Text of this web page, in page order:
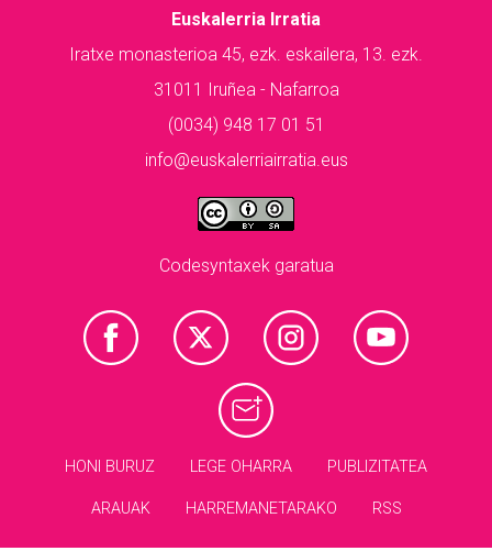
Euskalerria Irratia
Iratxe monasterioa 45, ezk. eskailera, 13. ezk.
31011 Iruñea - Nafarroa
(0034) 948 17 01 51
info@euskalerriairratia.eus
Codesyntaxek garatua
HONI BURUZ LEGE OHARRA PUBLIZITATEA
ARAUAK HARREMANETARAKO RSS